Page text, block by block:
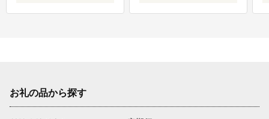
お礼の品から探す